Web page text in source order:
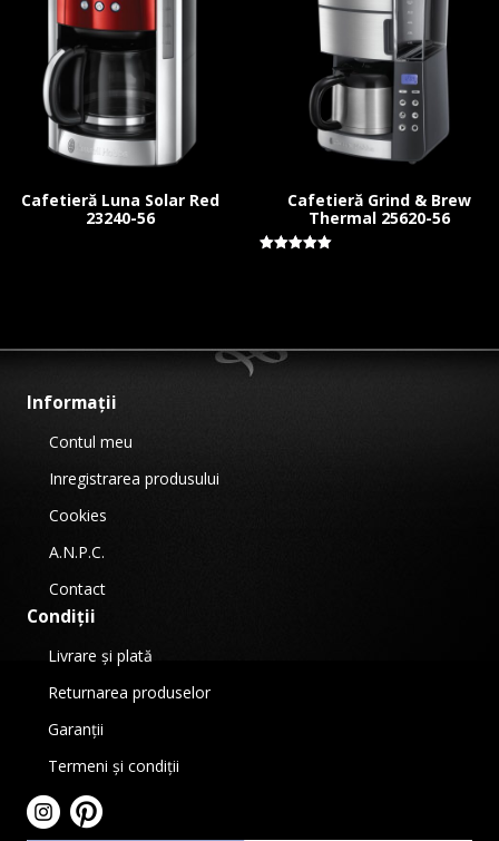
Cafetieră Luna Solar Red
23240-56
Cafetieră Grind & Brew
Thermal 25620-56
Informații
Contul meu
Inregistrarea produsului
Cookies
A.N.P.C.
Contact
Condiții
Livrare și plată
Returnarea produselor
Garanții
Termeni și condiții